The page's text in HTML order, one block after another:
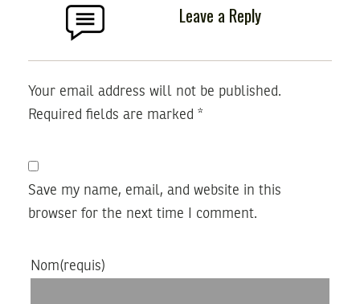
Leave a Reply
Your email address will not be published.
Required fields are marked *
Save my name, email, and website in this
browser for the next time I comment.
Nom(requis)